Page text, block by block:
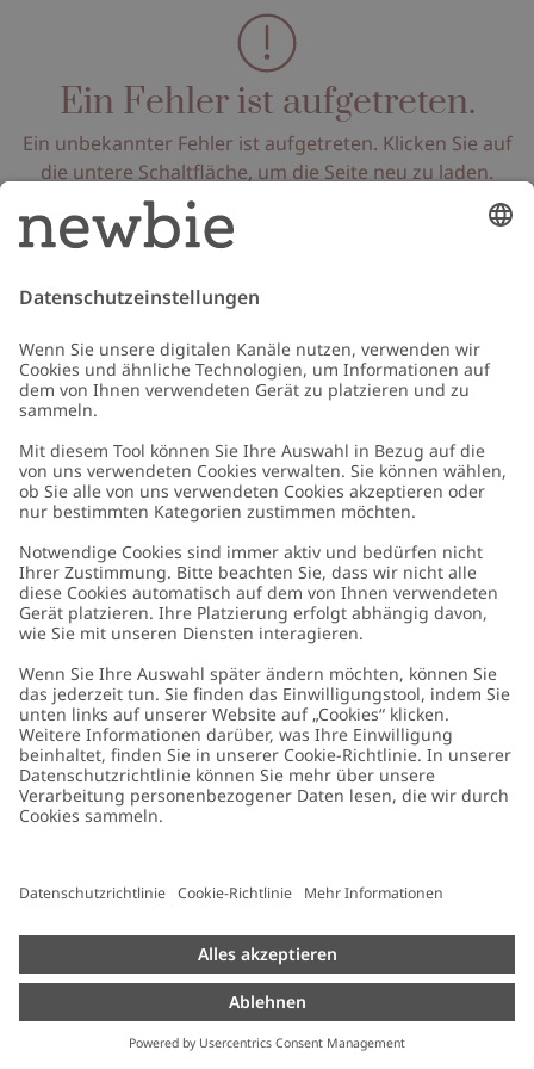
Ein Fehler ist aufgetreten.
Ein unbekannter Fehler ist aufgetreten. Klicken Sie auf
die untere Schaltfläche, um die Seite neu zu laden.
Seite neu laden